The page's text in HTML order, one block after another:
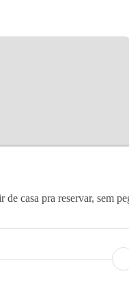
casa pra reservar, sem